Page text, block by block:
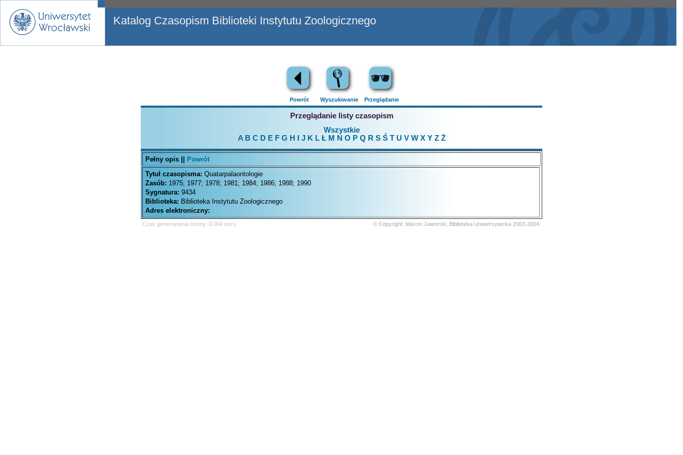
Katalog Czasopism Biblioteki Instytutu Zoologicznego
Powrót Wyszukiwanie Przeglądanie
Przeglądanie listy czasopism
Wszystkie
A B C D EFG H J K L Ł M N O P Q R S Ś T U V W X Y Z Ż
Pełny opis ||
Powrót
Tytuł czasopisma: Quatarpalaontologie
Zasób: 1975; 1977; 1978; 1981; 1984; 1986; 1988; 1990
Sygnatura: 9434
Biblioteka: Biblioteka Instytutu Zoologicznego
Adres elektroniczny:
Czas generowania strony: 0.004 secs. © Copyright: Marcin Jaworski, Biblioteka Uniwersytecka 2003-2004.